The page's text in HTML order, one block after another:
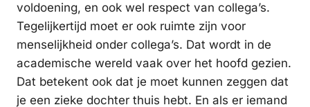
voldoening, en ook wel respect van collega’s.
Tegelijkertijd moet er ook ruimte zijn voor
menselijkheid onder collega’s. Dat wordt in de
academische wereld vaak over het hoofd gezien.
Dat betekent ook dat je moet kunnen zeggen dat
je een zieke dochter thuis hebt. En als er iemand